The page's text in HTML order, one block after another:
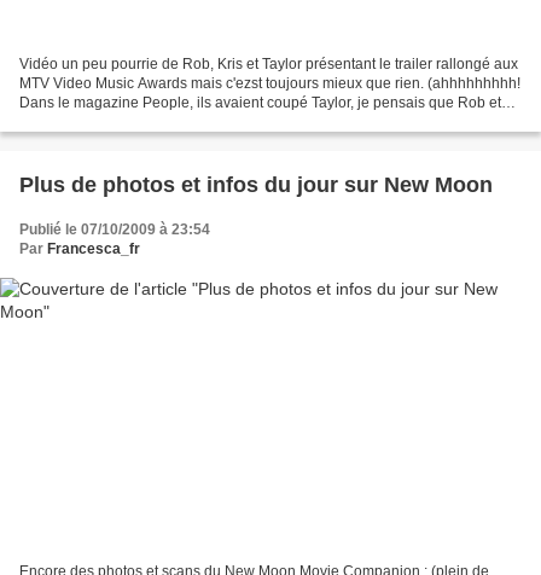
Vidéo un peu pourrie de Rob, Kris et Taylor présentant le trailer rallongé aux
MTV Video Music Awards mais c'ezst toujours mieux que rien. (ahhhhhhhhh!
Dans le magazine People, ils avaient coupé Taylor, je pensais que Rob et
Plus de photos et infos du jour sur New Moon
Publié le 07/10/2009 à 23:54
Par Francesca_fr
Encore des photos et scans du New Moon Movie Companion : (plein de